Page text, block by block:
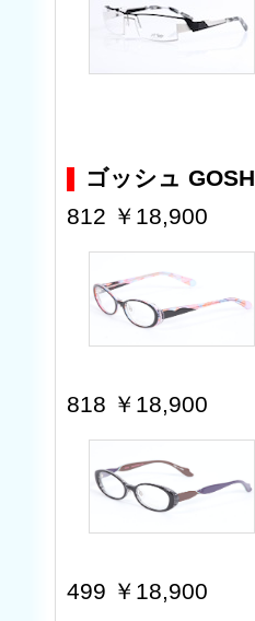
ゴッシュ GOSH
812 ￥18,900
818 ￥18,900
499 ￥18,900